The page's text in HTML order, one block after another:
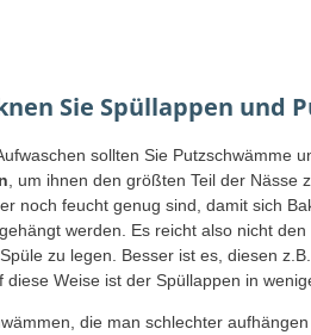
Sie Spüllappen und
sollten Sie Putzschwämme
, um ihnen den größten Teil der Nässe
noch feucht genug sind, damit sich
werden. Es reicht also nicht
zu legen. Besser ist es, diesen z.B.
diese Weise ist der Spüllappen in
die man schlechter